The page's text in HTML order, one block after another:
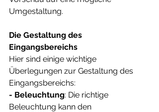
Umgestaltung.
Die Gestaltung des
Eingangsbereichs
Hier sind einige wichtige
Überlegungen zur Gestaltung des
Eingangsbereichs:
- Beleuchtung: Die richtige
Beleuchtung kann den